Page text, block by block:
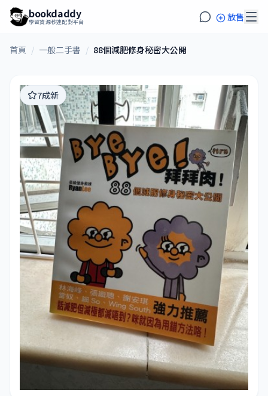
bookdaddy
學習資源秒速配對平台 放售
首頁 / 一般二手書 / 88個減肥修身秘密大公開
7成新